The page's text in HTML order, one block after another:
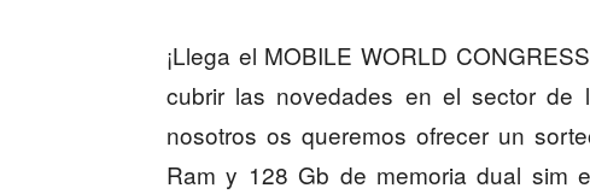
¡Llega el MOBILE WORLD
cubrir las novedades en el sector de
nosotros os queremos ofrecer un
Ram y 128 Gb de memoria dual sim